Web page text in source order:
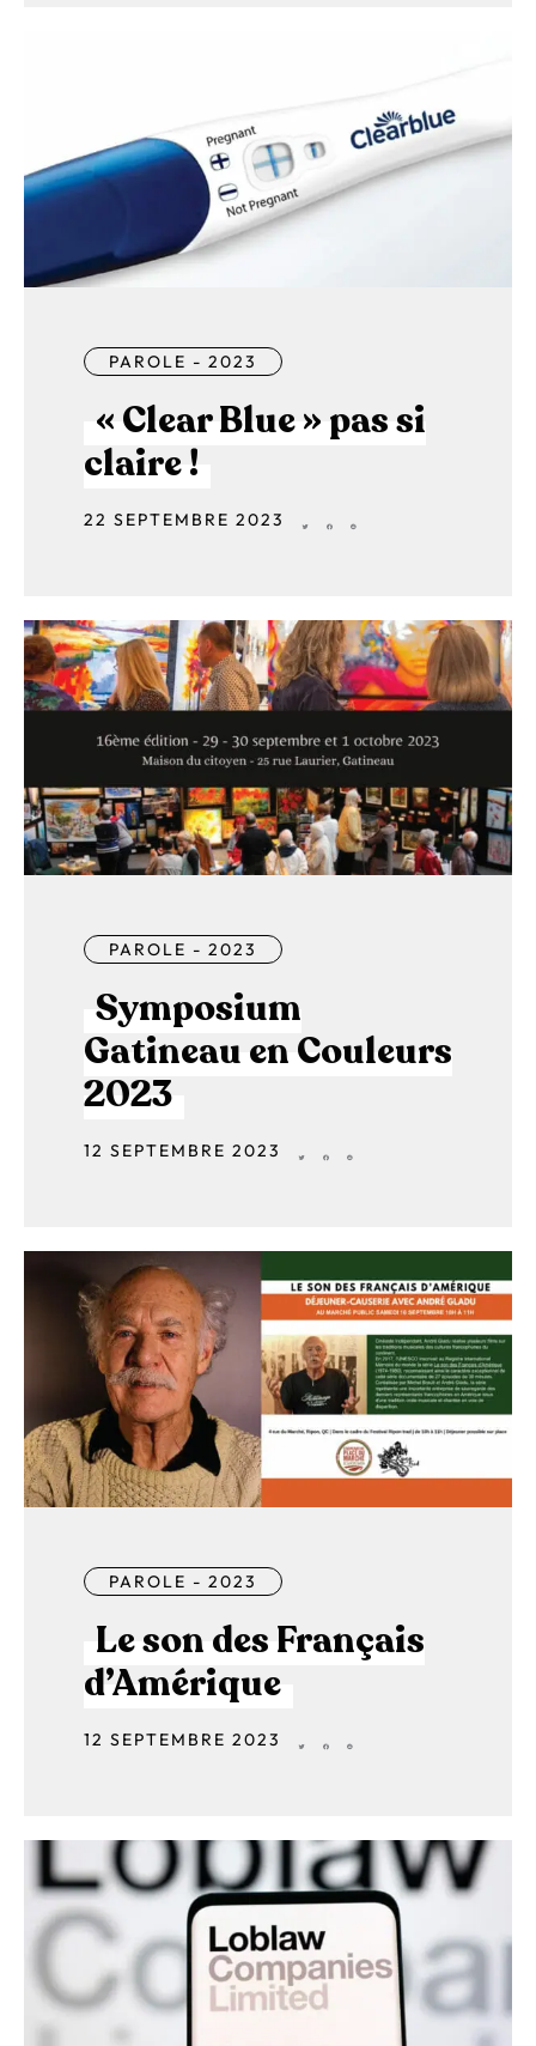
PAROLE - 2023
« Clear Blue » pas si
claire !
22 SEPTEMBRE 2023
PAROLE - 2023
Symposium
Gatineau en Couleurs
2023
12 SEPTEMBRE 2023
PAROLE - 2023
Le son des Français
d’Amérique
12 SEPTEMBRE 2023